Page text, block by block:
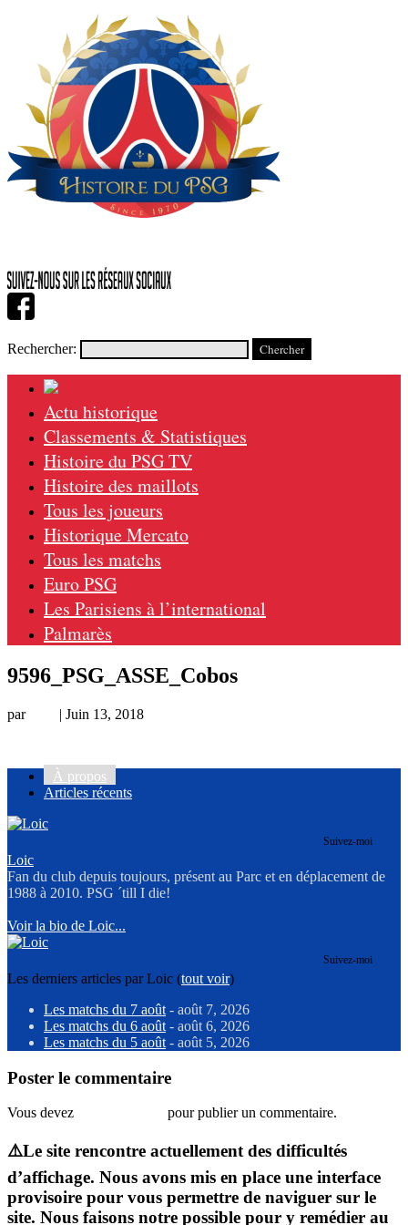
Rechercher:
Actu historique
Classements & Statistiques
Histoire du PSG TV
Histoire des maillots
Tous les joueurs
Historique Mercato
Tous les matchs
Euro PSG
Les Parisiens à l’international
Palmarès
9596_PSG_ASSE_Cobos
par | Juin 13, 2018
À propos
Articles récents
Suivez-moi
Loic
Fan du club depuis toujours, présent au Parc et en déplacement de
1988 à 2010. PSG ´till I die!
Voir la bio de Loic...
Suivez-moi
Les derniers articles par Loic (tout voir)
Les matchs du 7 août - août 7, 2026
Les matchs du 6 août - août 6, 2026
Les matchs du 5 août - août 5, 2026
Poster le commentaire
Vous devez pour publier un commentaire.
⚠️Le site rencontre actuellement des difficultés
d’affichage. Nous avons mis en place une interface
provisoire pour vous permettre de naviguer sur le
site. Nous faisons notre possible pour y remédier au